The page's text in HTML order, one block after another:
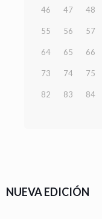
46 47 48
55 56 57
64 65 66
73 74 75
82 83 84
NUEVA EDICIÓN